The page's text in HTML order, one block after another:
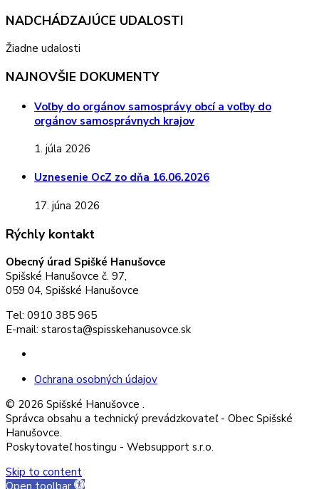
NADCHÁDZAJÚCE UDALOSTI
Žiadne udalosti
NAJNOVŠIE DOKUMENTY
Voľby do orgánov samosprávy obcí a voľby do
orgánov samosprávnych krajov
1. júla 2026
Uznesenie OcZ zo dňa 16.06.2026
17. júna 2026
Rýchly kontakt
Obecný úrad Spišké Hanušovce
Spišské Hanušovce č. 97,
059 04, Spišské Hanušovce
Tel: 0910 385 965
E-mail: starosta@spisskehanusovce.sk
Ochrana osobných údajov
© 2026 Spišské Hanušovce .
Správca obsahu a technický prevádzkovateľ - Obec Spišské
Hanušovce.
Poskytovateľ hostingu - Websupport s.r.o.
Skip to content